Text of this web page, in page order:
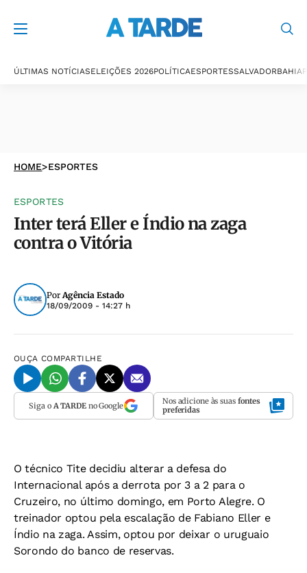
ÚLTIMAS NOTÍCIASELEIÇÕES 2026POLÍTICAESPORTESSALVADORBAHIA
HOME>ESPORTES
ESPORTES
Inter terá Eller e Índio na zaga
contra o Vitória
PorAgência Estado
18/09/2009 - 14:27 h
OUÇA COMPARTILHE
Siga o A TARDEno Google Nos adicione às suas fontes
preferidas
O técnico Tite decidiu alterar a defesa do
Internacional após a derrota por 3 a 2 para o
Cruzeiro, no último domingo, em Porto Alegre. O
treinador optou pela escalação de Fabiano Eller e
Índio na zaga. Assim, optou por deixar o uruguaio
Sorondo do banco de reservas.